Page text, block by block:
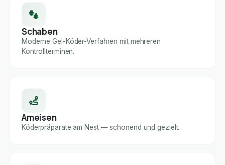
Schaben
Moderne Gel-Köder-Verfahren mit mehreren
Kontrollterminen.
Ameisen
Köderpräparate am Nest — schonend und gezielt.